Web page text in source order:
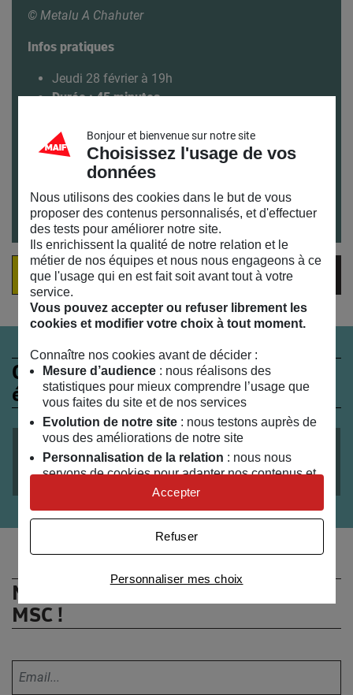
© Metalu A Chahuter​
Infos pratiques
Jeudi 28 février à 19h
Durée : 45 minutes
Sur inscription
Veuillez présenter votre billet à l’entrée
horaires : toutes nos infos pratiquesici
VOIR LA VIDÉO DE L'ÉVÈNEMENT
Ces évènements peuvent
également vous intéresser
En toute intimité
Ne manquez rien de l’actualité du
MSC !
Bonjour et bienvenue sur notre site
Choisissez l'usage de vos
données
Nous utilisons des cookies dans le but de vous
proposer des contenus personnalisés, et d'effectuer
des tests pour améliorer notre site.
Ils enrichissent la qualité de notre relation et le
métier de nos équipes et nous nous engageons à ce
que l'usage qui en est fait soit avant tout à votre
service.
Vous pouvez accepter ou refuser librement les
cookies et modifier votre choix à tout moment.
Connaître nos cookies avant de décider :
Mesure d’audience: nous réalisons des
statistiques pour mieux comprendre l’usage que
vous faites du site et de nos services
Evolution de notre site: nous testons auprès de
vous des améliorations de notre site
Personnalisation de la relation : nous nous
servons de cookies pour adapter nos contenus et
personnaliser nos offres
Univers publicitaire: nous utilisons avec nos
publicités personnalisées
Personnaliser mes choix
Refuser
Accepter